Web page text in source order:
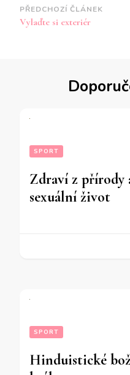
Navigace
příspěvku
PŘEDCHOZÍ ČLÁNEK
Vylaďte si exteriér
SPORT
Zdraví z přírody
sexuální život
SPORT
Hinduistické